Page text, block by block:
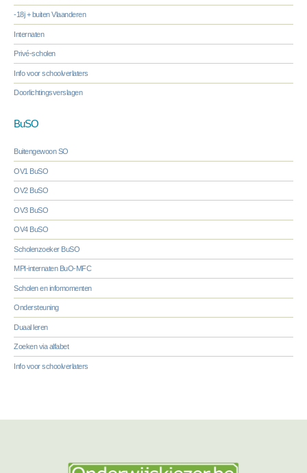
-18j + buiten Vlaanderen
Internaten
Privé-scholen
Info voor schoolverlaters
Doorlichtingsverslagen
BuSO
Buitengewoon SO
OV1 BuSO
OV2 BuSO
OV3 BuSO
OV4 BuSO
Scholenzoeker BuSO
MPI-internaten BuO-MFC
Scholen en infomomenten
Ondersteuning
Duaal leren
Zoeken via alfabet
Info voor schoolverlaters